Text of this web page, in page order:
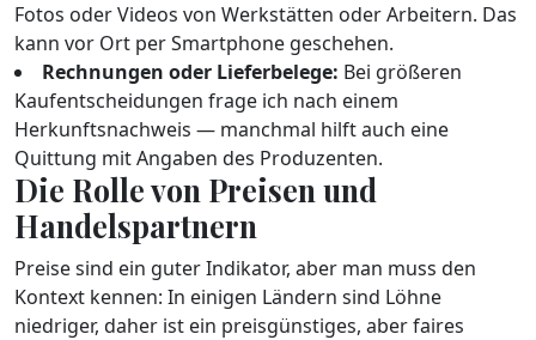
Fotos oder Videos von Werkstätten oder Arbeitern. Das
kann vor Ort per Smartphone geschehen.
Rechnungen oder Lieferbelege: Bei größeren
Kaufentscheidungen frage ich nach einem
Herkunftsnachweis — manchmal hilft auch eine
Quittung mit Angaben des Produzenten.
Die Rolle von Preisen und
Handelspartnern
Preise sind ein guter Indikator, aber man muss den
Kontext kennen: In einigen Ländern sind Löhne
niedriger, daher ist ein preisgünstiges, aber faires